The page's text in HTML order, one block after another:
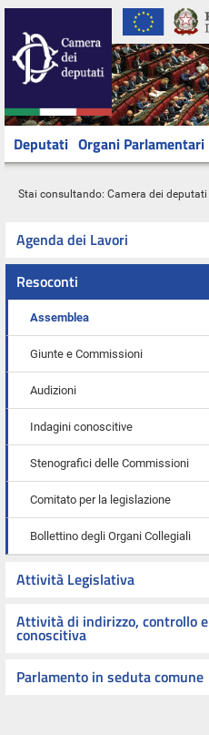
Deputati Organi Parlamentari
Stai consultando: Camera dei deputati
Agenda dei Lavori
Resoconti
Assemblea
Giunte e Commissioni
Audizioni
Indagini conoscitive
Stenografici delle Commissioni
Comitato per la legislazione
Bollettino degli Organi Collegiali
Attività Legislativa
Attività di indirizzo, controllo e
conoscitiva
Parlamento in seduta comune